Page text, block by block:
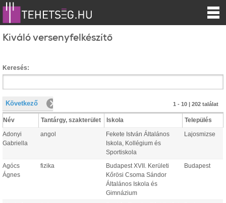
Kiváló versenyfelkészítő
Keresés:
Következő 1 - 10 | 202 találat
Név Tantárgy, szakterület Iskola Település
Adonyi
Gabriella
angol
Fekete István Általános
Iskola, Kollégium és
Sportiskola
Lajosmizse
Agócs
Ágnes
fizika
Budapest XVII. Kerületi
Kőrösi Csoma Sándor
Általános Iskola és
Gimnázium
Budapest